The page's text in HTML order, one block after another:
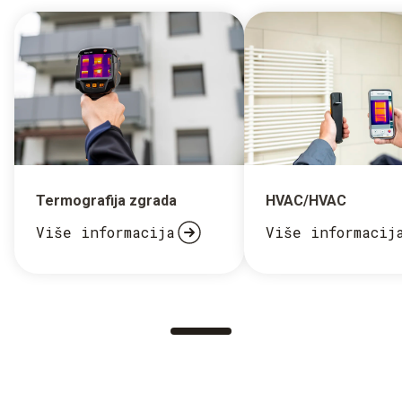
Termografija zgrada
Više informacija
HVAC/HVAC
Više